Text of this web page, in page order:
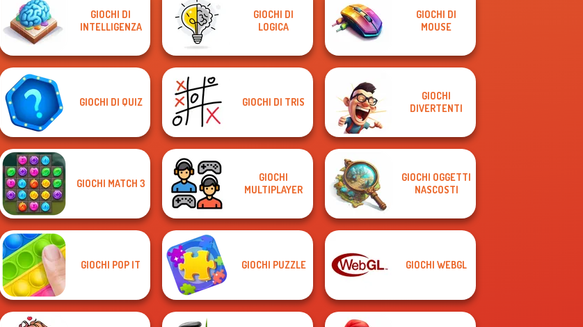
GIOCHI DI
INTELLIGENZA
GIOCHI DI
LOGICA
GIOCHI DI
MOUSE
GIOCHI DI QUIZ GIOCHI DI TRIS
GIOCHI
DIVERTENTI
GIOCHI MATCH 3
GIOCHI
MULTIPLAYER
GIOCHI OGGETTI
NASCOSTI
GIOCHI POP IT GIOCHI PUZZLE GIOCHI WEBGL